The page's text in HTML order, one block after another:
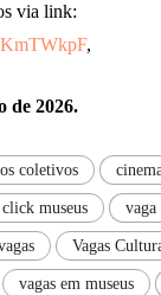
via link:
,
de 2026.
coletivos
click museus vaga
Vagas
vagas em museus